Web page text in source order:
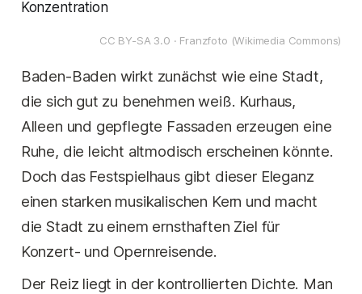
CC BY-SA 3.0 · Franzfoto (Wikimedia Commons)
Baden-Baden wirkt zunächst wie eine Stadt,
die sich gut zu benehmen weiß. Kurhaus,
Alleen und gepflegte Fassaden erzeugen eine
Ruhe, die leicht altmodisch erscheinen könnte.
Doch das Festspielhaus gibt dieser Eleganz
einen starken musikalischen Kern und macht
die Stadt zu einem ernsthaften Ziel für
Konzert- und Opernreisende.
Der Reiz liegt in der kontrollierten Dichte. Man